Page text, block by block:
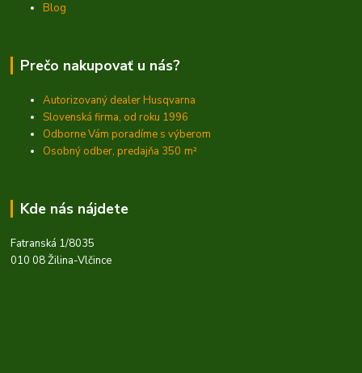
Blog
Prečo nakupovať u nás?
Autorizovaný dealer Husqvarna
Slovenská firma, od roku 1996
Odborne Vám poradíme s výberom
Osobný odber, predajňa 350 m²
Kde nás nájdete
Fatranská 1/8035
010 08 Žilina-Vlčince